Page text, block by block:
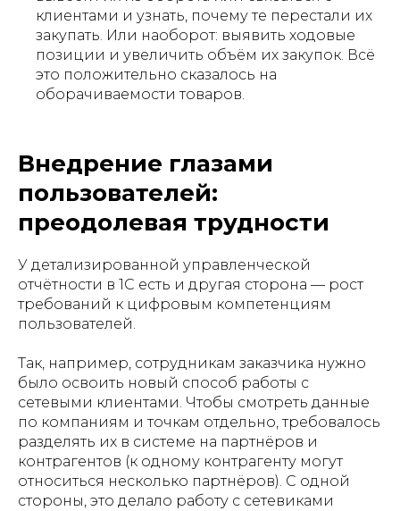
клиентами и узнать, почему те перестали их
закупать. Или наоборот: выявить ходовые
позиции и увеличить объём их закупок. Всё
это положительно сказалось на
оборачиваемости товаров.
Внедрение глазами
пользователей:
преодолевая трудности
У детализированной управленческой
отчётности в 1С есть и другая сторона — рост
требований к цифровым компетенциям
пользователей.
Так, например, сотрудникам заказчика нужно
было освоить новый способ работы с
сетевыми клиентами. Чтобы смотреть данные
по компаниям и точкам отдельно, требовалось
разделять их в системе на партнёров и
контрагентов (к одному контрагенту могут
относиться несколько партнёров). С одной
стороны, это делало работу с сетевиками